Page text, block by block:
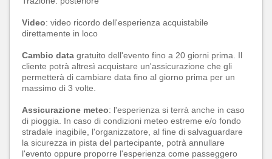
Video: video ricordo dell'esperienza acquistabile
direttamente in loco
Cambio data gratuito dell'evento fino a 20 giorni prima. Il
cliente potrà altresì acquistare un'assicurazione che gli
permetterà di cambiare data fino al giorno prima per un
massimo di 3 volte.
Assicurazione meteo: l'esperienza si terrà anche in caso
di pioggia. In caso di condizioni meteo estreme e/o fondo
stradale inagibile, l'organizzatore, al fine di salvaguardare
la sicurezza in pista del partecipante, potrà annullare
l'evento oppure proporre l'esperienza come passeggero